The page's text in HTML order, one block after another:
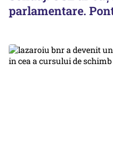
parlamentare.